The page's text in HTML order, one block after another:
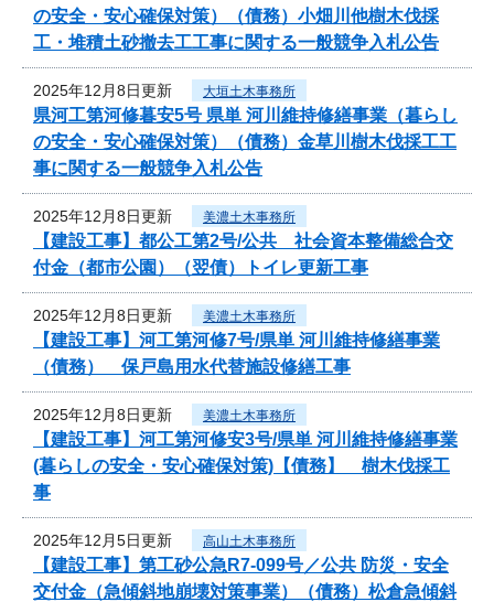
の安全・安心確保対策）（債務）小畑川他樹木伐採
工・堆積土砂撤去工工事に関する一般競争入札公告
2025年12月8日更新 大垣土木事務所
県河工第河修暮安5号 県単 河川維持修繕事業（暮らし
の安全・安心確保対策）（債務）金草川樹木伐採工工
事に関する一般競争入札公告
2025年12月8日更新 美濃土木事務所
【建設工事】都公工第2号/公共 社会資本整備総合交
付金（都市公園）（翌債）トイレ更新工事
2025年12月8日更新 美濃土木事務所
【建設工事】河工第河修7号/県単 河川維持修繕事業
（債務） 保戸島用水代替施設修繕工事
2025年12月8日更新 美濃土木事務所
【建設工事】河工第河修安3号/県単 河川維持修繕事業
(暮らしの安全・安心確保対策)【債務】 樹木伐採工
事
2025年12月5日更新 高山土木事務所
【建設工事】第工砂公急R7-099号／公共 防災・安全
交付金（急傾斜地崩壊対策事業）（債務）松倉急傾斜